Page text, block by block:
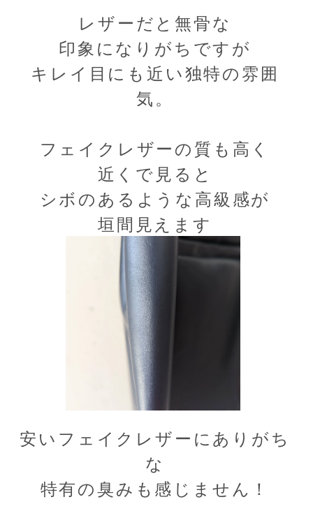
レザーだと無骨な
印象になりがちですが
キレイ目にも近い独特の雰囲
気。
フェイクレザーの質も高く
近くで見ると
シボのあるような高級感が
垣間見えます
安いフェイクレザーにありがち
な
特有の臭みも感じません！